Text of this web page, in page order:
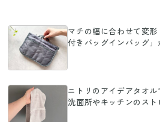
マチの幅に合わせて変
付きバッグインバッグ」
ニトリのアイデアタオ
洗面所やキッチンのス